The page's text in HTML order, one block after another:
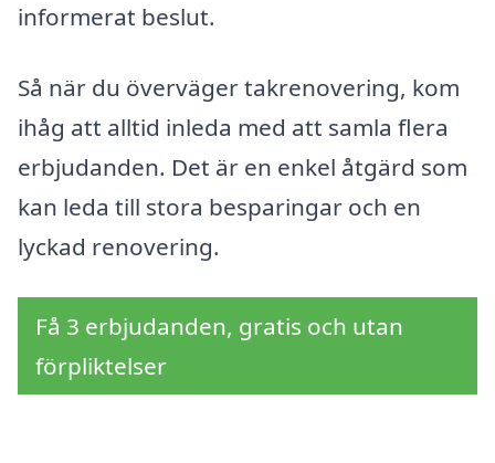
informerat beslut.
Så när du överväger takrenovering, kom
ihåg att alltid inleda med att samla flera
erbjudanden. Det är en enkel åtgärd som
kan leda till stora besparingar och en
lyckad renovering.
Få 3 erbjudanden, gratis och utan
förpliktelser